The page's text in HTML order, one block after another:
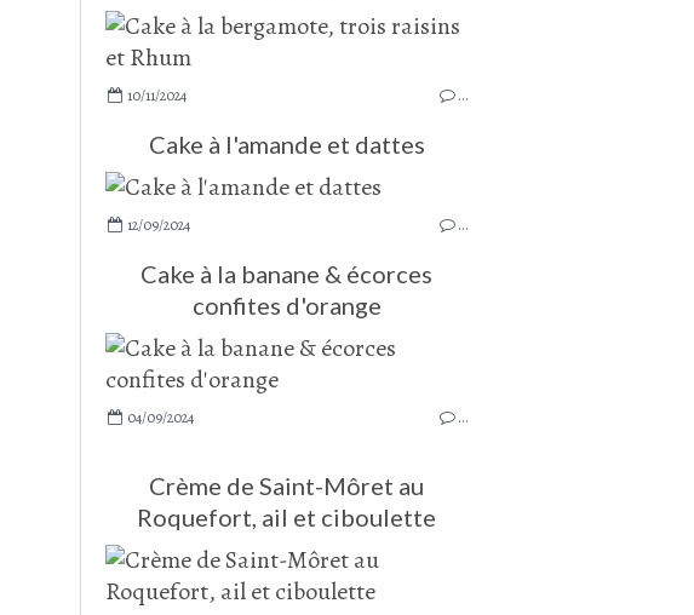
10/11/2024 …
Cake à l'amande et dattes
12/09/2024 …
Cake à la banane & écorces
confites d'orange
04/09/2024 …
Crème de Saint-Môret au
Roquefort, ail et ciboulette